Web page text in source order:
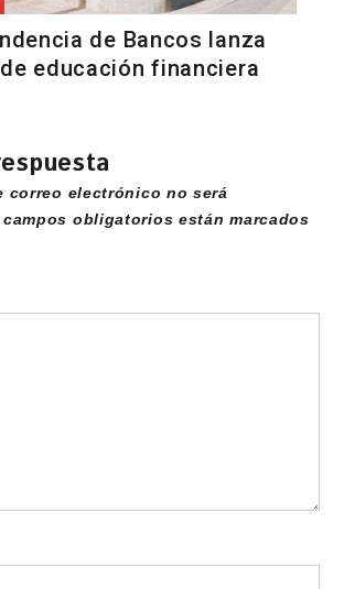
de Bancos lanza
educación financiera
correo electrónico no será
obligatorios están marcados